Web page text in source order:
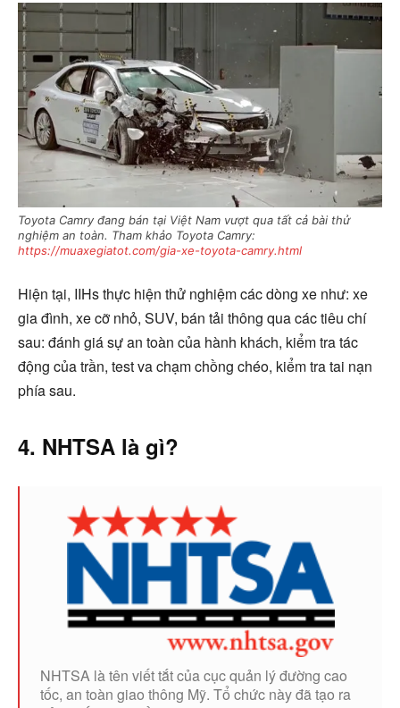
Toyota Camry đang bán tại Việt Nam vượt qua tất cả bài thử
nghiệm an toàn. Tham khảo Toyota Camry:
https://muaxegiatot.com/gia-xe-toyota-camry.html
Hiện tại, IIHs thực hiện thử nghiệm các dòng xe như: xe
gia đình, xe cỡ nhỏ, SUV, bán tải thông qua các tiêu chí
sau: đánh giá sự an toàn của hành khách, kiểm tra tác
động của trần, test va chạm chồng chéo, kiểm tra tai nạn
phía sau.
4. NHTSA là gì?
NHTSA là tên viết tắt của cục quản lý đường cao
tốc, an toàn giao thông Mỹ. Tổ chức này đã tạo ra